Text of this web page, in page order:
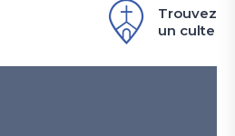
Trouvez
un culte